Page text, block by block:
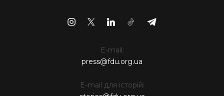
E-mail:
press@fdu.org.ua
E-mail для історій: